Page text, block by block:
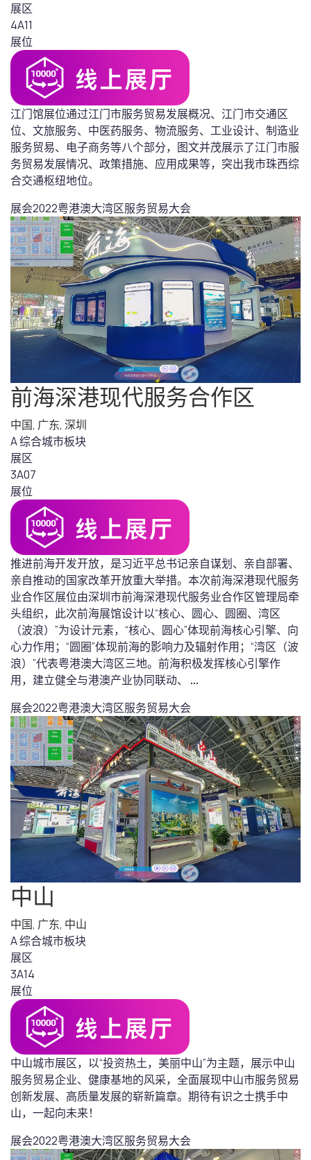
展区
4A11
展位
江门馆展位通过江门市服务贸易发展概况、江门市交通区
位、文旅服务、中医药服务、物流服务、工业设计、制造业
服务贸易、电子商务等八个部分，图文并茂展示了江门市服
务贸易发展情况、政策措施、应用成果等，突出我市珠西综
合交通枢纽地位。
展会2022粤港澳大湾区服务贸易大会
前海深港现代服务合作区
中国, 广东, 深圳
A 综合城市板块
展区
3A07
展位
推进前海开发开放，是习近平总书记亲自谋划、亲自部署、
亲自推动的国家改革开放重大举措。本次前海深港现代服务
业合作区展位由深圳市前海深港现代服务业合作区管理局牵
头组织，此次前海展馆设计以“核心、圆心、圆圈、湾区
（波浪）”为设计元素，“核心、圆心”体现前海核心引擎、向
心力作用；“圆圈”体现前海的影响力及辐射作用；“湾区（波
浪）”代表粤港澳大湾区三地。前海积极发挥核心引擎作
用，建立健全与港澳产业协同联动、 ...
展会2022粤港澳大湾区服务贸易大会
中山
中国, 广东, 中山
A 综合城市板块
展区
3A14
展位
中山城市展区，以“投资热土，美丽中山”为主题，展示中山
服务贸易企业、健康基地的风采，全面展现中山市服务贸易
创新发展、高质量发展的崭新篇章。期待有识之士携手中
山，一起向未来！
展会2022粤港澳大湾区服务贸易大会